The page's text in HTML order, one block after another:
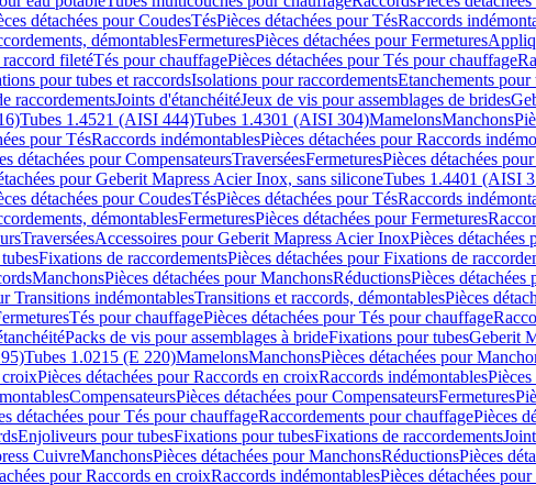
détachées pour CoudesTésPièces détachées pour TésRaccords
démontablesFermeturesPièces détachées pour Fermetures
raccord filetéTés pour chauffagePièces détachées pour Tés pour chauffage
pour tubes et raccordsIsolations pour raccordementsEtanchements pour
raccordementsJoints d'étanchéitéJeux de vis pour assemblages de brides
Tubes 1.4521 (AISI 444)Tubes 1.4301 (AISI 304)MamelonsManchons
pour TésRaccords indémontablesPièces détachées pour Raccords
détachées pour CompensateursTraverséesFermeturesPièces détachées
pour Geberit Mapress Acier Inox, sans siliconeTubes 1.4401 (AISI
détachées pour CoudesTésPièces détachées pour TésRaccords
démontablesFermeturesPièces détachées pour Fermetures
TraverséesAccessoires pour Geberit Mapress Acier InoxPièces
Fixations de raccordementsPièces détachées pour Fixations de
ManchonsPièces détachées pour ManchonsRéductionsPièces détachées
Transitions indémontablesTransitions et raccords, démontablesPièces
Tés pour chauffagePièces détachées pour Tés pour chauffage
Packs de vis pour assemblages à brideFixations pour tubesGeberit
Tubes 1.0215 (E 220)MamelonsManchonsPièces détachées pour
croixPièces détachées pour Raccords en croixRaccords indémontables
CompensateursPièces détachées pour CompensateursFermetures
détachées pour Tés pour chauffageRaccordements pour chauffagePièces
Enjoliveurs pour tubesFixations pour tubesFixations de raccordements
CuivreManchonsPièces détachées pour ManchonsRéductionsPièces
pour Raccords en croixRaccords indémontablesPièces détachées